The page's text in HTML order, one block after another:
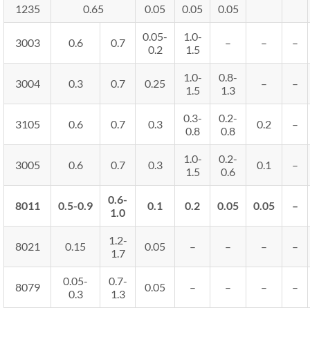
1235 0.65 0.05 0.05 0.05
3003 0.6 0.7
0.05-
0.2
1.0-
1.5
– – –
3004 0.3 0.7 0.25
1.0-
1.5
0.8-
1.3
– –
3105 0.6 0.7 0.3
0.3-
0.8
0.2-
0.8
0.2 –
3005 0.6 0.7 0.3
1.0-
1.5
0.2-
0.6
0.1 –
8011 0.5-0.9
0.6-
1.0
0.1 0.2 0.05 0.05 –
8021 0.15
1.2-
1.7
0.05 – – – –
8079
0.05-
0.3
0.7-
1.3
0.05 – – – –